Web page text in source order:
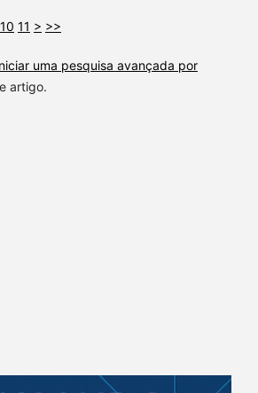
10 11 > >>
uma pesquisa avançada por
artigo.